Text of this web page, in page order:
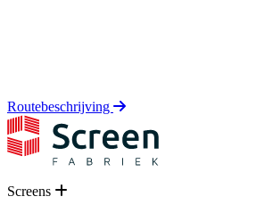
Routebeschrijving
Screens